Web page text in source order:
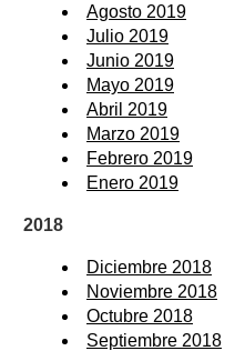
Agosto 2019
Julio 2019
Junio 2019
Mayo 2019
Abril 2019
Marzo 2019
Febrero 2019
Enero 2019
2018
Diciembre 2018
Noviembre 2018
Octubre 2018
Septiembre 2018